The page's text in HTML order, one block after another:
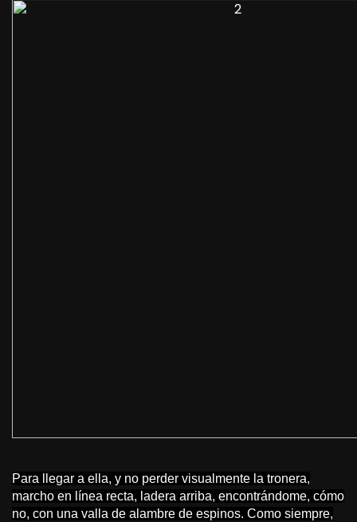
Para llegar a ella, y no perder visualmente la tronera,
marcho en línea recta, ladera arriba, encontrándome, cómo
no, con una valla de alambre de espinos. Como siempre,